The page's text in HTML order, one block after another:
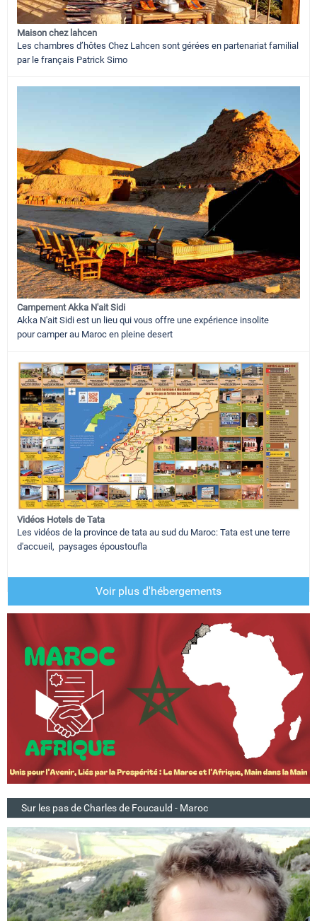
Maison chez lahcen
Les chambres d’hôtes Chez Lahcen sont gérées en partenariat familial
par le français Patrick Simo
Campement Akka N'ait Sidi
Akka N'ait Sidi est un lieu qui vous offre une expérience insolite
pour camper au Maroc en pleine desert
Vidéos Hotels de Tata
Les vidéos de la province de tata au sud du Maroc: Tata est une terre
d'accueil, paysages époustoufla
Voir plus d'hébergements
Sur les pas de Charles de Foucauld - Maroc